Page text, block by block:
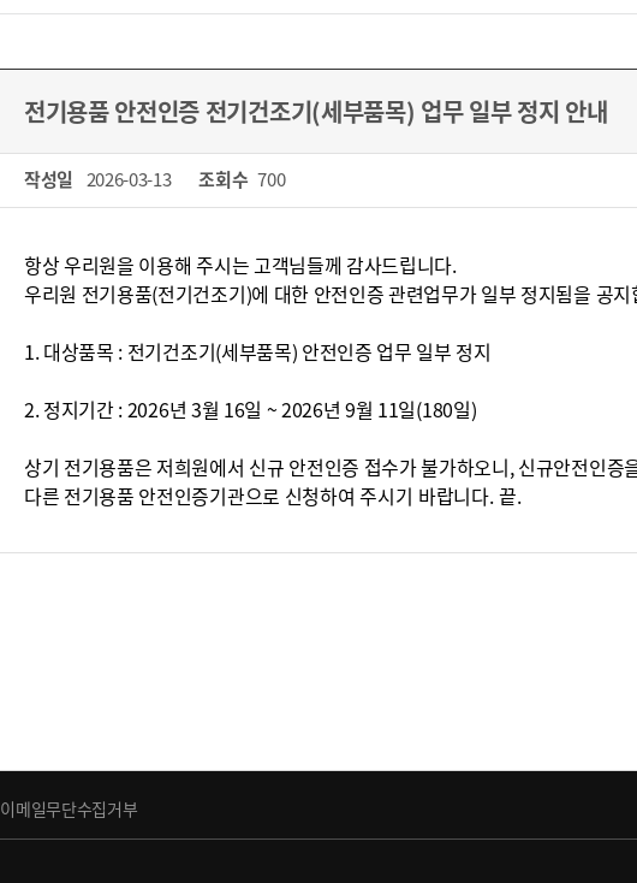
전기용품 안전인증 전기건조기(세부품목) 업무 일부 정지 안내
작성일 2026-03-13 조회수 700
항상 우리원을 이용해 주시는 고객님들께 감사드립니다.
우리원 전기용품(전기건조기)에 대한 안전인증 관련업무가 일부 정지됨을 공지
1. 대상품목 : 전기건조기(세부품목) 안전인증 업무 일부 정지
2. 정지기간 : 2026년 3월 16일 ~ 2026년 9월 11일(180일)
상기 전기용품은 저희원에서 신규 안전인증 접수가 불가하오니, 신규안전인증
다른 전기용품 안전인증기관으로 신청하여 주시기 바랍니다. 끝.
이메일무단수집거부